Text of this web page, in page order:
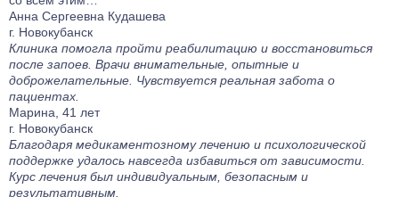
Анна Сергеевна Кудашева
г. Новокубанск
Клиника помогла пройти реабилитацию и восстановиться
после запоев. Врачи внимательные, опытные и
доброжелательные. Чувствуется реальная забота о
пациентах.
Марина, 41 лет
г. Новокубанск
Благодаря медикаментозному лечению и психологической
поддержке удалось навсегда избавиться от зависимости.
Курс лечения был индивидуальным, безопасным и
результативным.